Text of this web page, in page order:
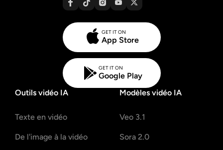
GET IT ON
App Store
GET IT ON
Google Play
Outils vidéo IA
Texte en vidéo
De l'image à la vidéo
Modèles vidéo IA
Veo 3.1
Sora 2.0